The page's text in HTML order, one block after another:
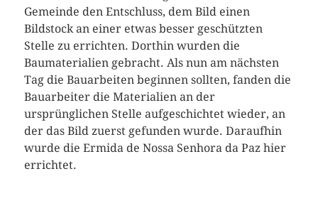
Gemeinde den Entschluss, dem Bild einen
Bildstock an einer etwas besser geschützten
Stelle zu errichten. Dorthin wurden die
Baumaterialien gebracht. Als nun am nächsten
Tag die Bauarbeiten beginnen sollten, fanden die
Bauarbeiter die Materialien an der
ursprünglichen Stelle aufgeschichtet wieder, an
der das Bild zuerst gefunden wurde. Daraufhin
wurde die Ermida de Nossa Senhora da Paz hier
errichtet.